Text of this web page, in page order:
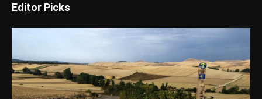
Editor Picks